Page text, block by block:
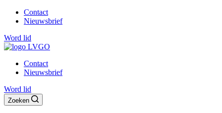
Contact
Nieuwsbrief
Word lid
Contact
Nieuwsbrief
Word lid
Zoeken